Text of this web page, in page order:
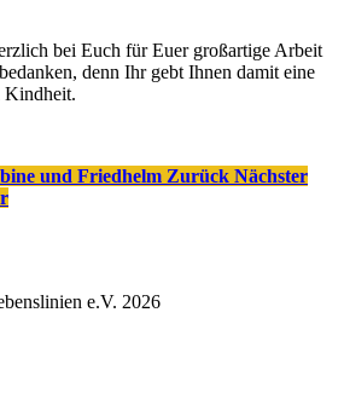
bei Euch für Euer großartige Arbeit
denn Ihr gebt Ihnen damit eine
Kindheit.
und Friedhelm Zurück Nächster
e.V. 2026